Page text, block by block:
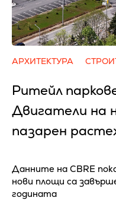
АРХИТЕКТУРА
Ритейл
Двигатели на
пазарен
Данните на CBRE
нови площи са
годината